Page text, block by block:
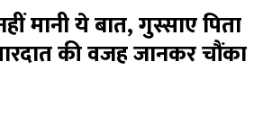
मानी ये बात, गुस्साए पिता
की वजह जानकर चौंका